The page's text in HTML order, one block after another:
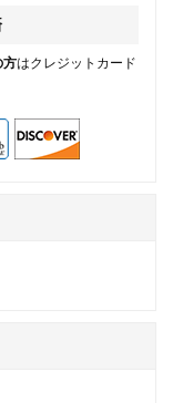
方はクレジットカード